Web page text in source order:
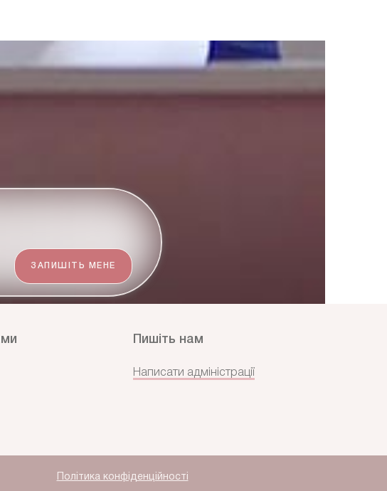
ЗАПИШІТЬ МЕНЕ
Пишіть нам
Написати адміністрації
Політика конфіденційності